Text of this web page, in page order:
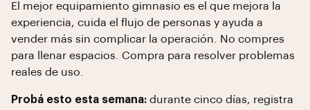
El mejor equipamiento gimnasio es el que mejora la
experiencia, cuida el flujo de personas y ayuda a
vender más sin complicar la operación. No compres
para llenar espacios. Compra para resolver problemas
reales de uso.
Probá esto esta semana: durante cinco días, registra